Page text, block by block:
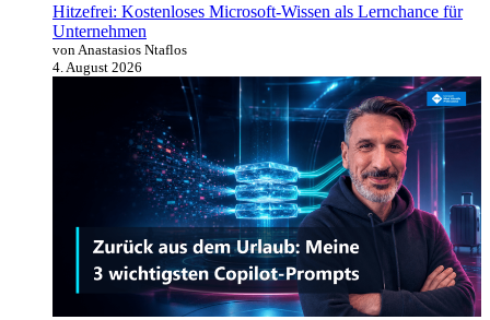
Hitzefrei: Kostenloses Microsoft-Wissen als Lernchance für
Unternehmen
von Anastasios Ntaflos
4. August 2026